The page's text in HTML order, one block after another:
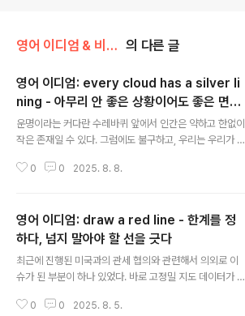
영어 이디엄 & 비즈니스 영어 의 다른 글
영어 이디엄: every cloud has a silver li
ning - 아무리 안 좋은 상황이어도 좋은 면은
있다, 괴로운 상황도 언젠가는 끝난다
운명이라는 커다란 수레바퀴 앞에서 인간은 약하고 한없이
작은 존재일 수 있다. 그럼에도 불구하고, 우리는 우리가 할
쩌면 가만히 있었다면 받아들였을 결과를 바꾸게 되기도
있는 것들을 해 나아가야 한다. 그래서 이와 관련하여 도움
이 되는 좋은 표현들이 많은데, 요즘 많이들 이야기하는 It t
oo shall pass. (이 또한 지나간다)도 비슷한 맥락이다.
이번 포스트에서는 이와 비슷한 의미를 가지는 또 다른 숙
어인 every cloud has a silver lining를 소개하려고 한
다. Silver lining이라는 표현은 영..
0 0 2025. 8. 8.
영어 이디엄: draw a red line - 한계를 정
하다, 넘지 말아야 할 선을 긋다
최근에 진행된 미국과의 관세 협의와 관련해서 의외로 이
슈가 된 부분이 하나 있었다. 바로 고정밀 지도 데이터가 그
국 기업이 운영하는 지도 서비스에는 제공하지만, 구글 등
0 0 2025. 8. 5.